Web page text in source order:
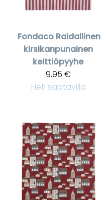
Fondaco Raidallinen
kirsikanpunainen
keittiöpyyhe
9,95 €
Heti saatavilla